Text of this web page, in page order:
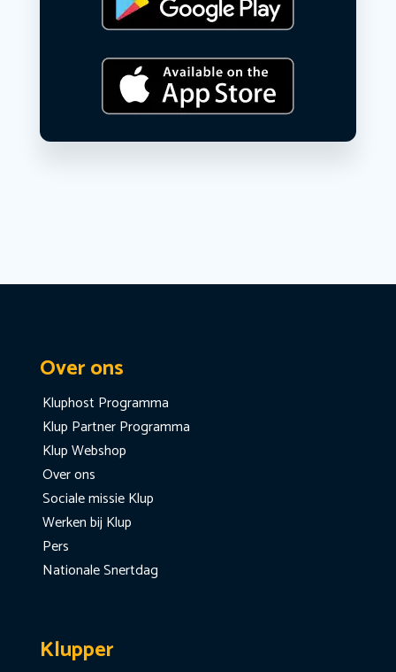
Over ons
Kluphost Programma
Klup Partner Programma
Klup Webshop
Over ons
Sociale missie Klup
Werken bij Klup
Pers
Nationale Snertdag
Klupper